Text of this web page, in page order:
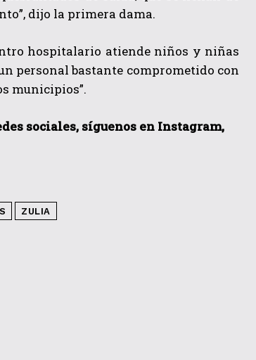
dijo la primera dama.
hospitalario atiende niños y niñas
personal bastante comprometido con
municipios”.
sociales, síguenos en Instagram,
ZULIA